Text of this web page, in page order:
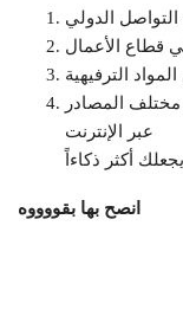
التواصل الدولي
قطاع الأعمال
الترفيهية
مختلف المصادر
عبر الإنترنت
أكثر ذكاءاً
انصح بها بقووووه